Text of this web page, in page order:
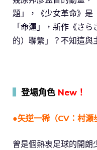
題」，《少女革命》是
「命運」，新作《さ
的）聯繫」？不知這
登場角色 New！
●矢逆一稀（CV：村瀬
曾是個熱衷足球的開